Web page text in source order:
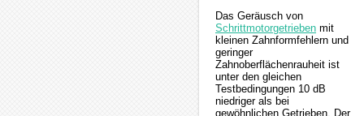
Das Geräusch von
Schrittmotorgetrieben mit
kleinen Zahnformfehlern und
geringer
Zahnoberflächenrauheit ist
unter den gleichen
Testbedingungen 10 dB
niedriger als bei
gewöhnlichen Getrieben. Der